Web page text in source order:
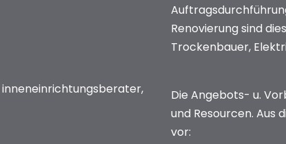
Renovierung sind
Trockenbauer,
Die Angebots- u.
und Resourcen. Aus
vor: